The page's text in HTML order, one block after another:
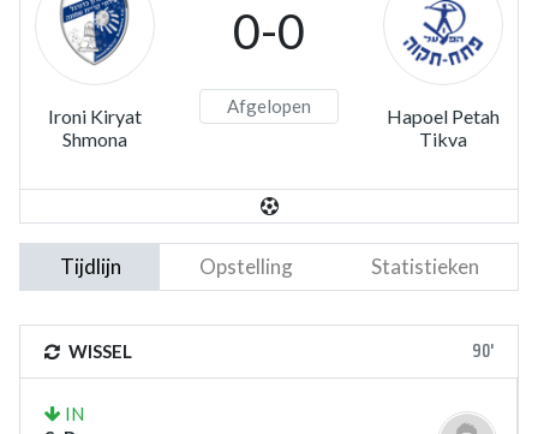
Ironi Kiryat
Shmona
0-0
Afgelopen
Hapoel Petah
Tikva
Tijdlijn Opstelling Statistieken
WISSEL 90'
IN